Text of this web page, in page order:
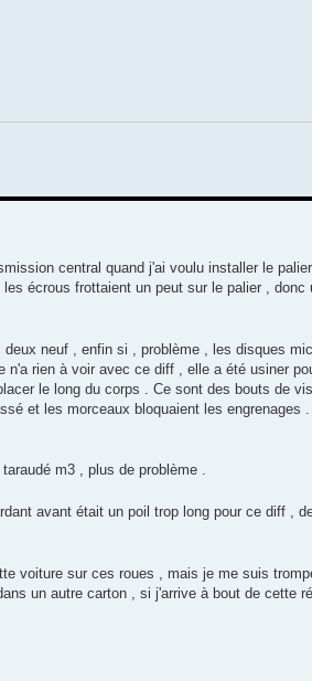
central quand j'ai voulu installer le
écrous frottaient un peut sur le palier , donc
neuf , enfin si , problème , les disques
n'a rien à voir avec ce diff , elle a été usiner
le long du corps . Ce sont des bouts de
et les morceaux bloquaient les engrenages
m3 , plus de problème .
avant était un poil trop long pour ce diff ,
voiture sur ces roues , mais je me suis
un autre carton , si j'arrive à bout de cette